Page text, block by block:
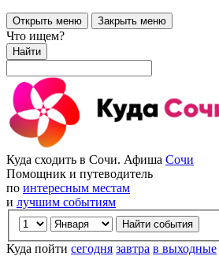
Открыть меню Закрыть меню
Что ищем?
Найти
Куда сходить в Сочи. Афиша Сочи
Помощник и путеводитель
по интересным местам
и лучшим событиям
Куда пойти сегодня завтра в выходные